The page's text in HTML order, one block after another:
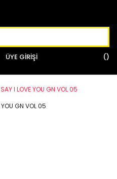
ÜYE GİRİŞİ
SAY I LOVE YOU GN VOL 05